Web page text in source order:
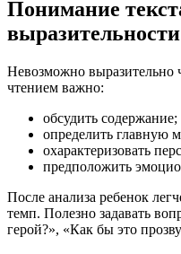
Понимание
выразительности
Невозможно выразительно
чтением важно:
обсудить содержание;
определить главную
охарактеризовать
предположить
После анализа ребенок
темп. Полезно задавать
герой?», «Как бы это